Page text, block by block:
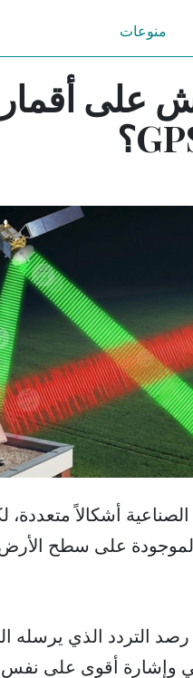
منوعات
على
أشكالاً متعددة،
على سطح
التردد الذي يرسله
وإشارة أقوى على نفس